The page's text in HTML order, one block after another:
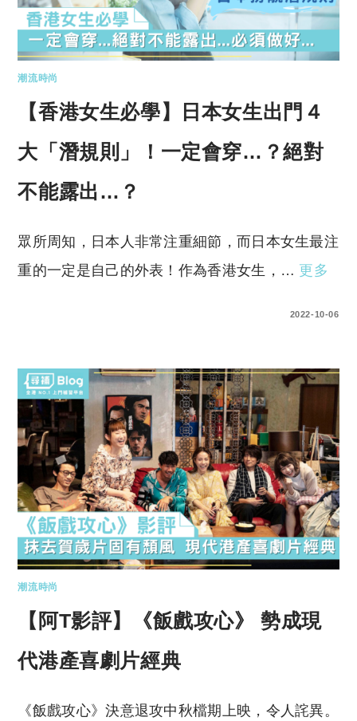
潮流時尚
【香港女生必學】日本女生出門４
大「潛規則」！一定會穿…？絕對
不能露出…？
眾所周知，日本人非常注重細節，而日本女生最注
重的一定是自己的外表！作為香港女生，… 更多
2022-10-06
潮流時尚
【阿T影評】《飯戲攻心》 勢成現
代港產喜劇片經典
《飯戲攻心》決意退攻中秋檔期上映，令人詫異。